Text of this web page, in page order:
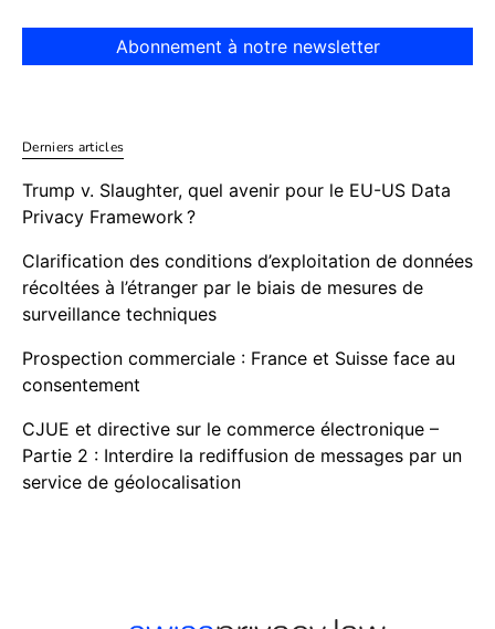
Abonnement à notre newsletter
Derniers articles
Trump v. Slaughter, quel avenir pour le EU-US Data
Privacy Framework ?
Clarification des conditions d’exploitation de données
récoltées à l’étranger par le biais de mesures de
surveillance techniques
Prospection commerciale : France et Suisse face au
consentement
CJUE et directive sur le commerce électronique –
Partie 2 : Interdire la rediffusion de messages par un
service de géolocalisation